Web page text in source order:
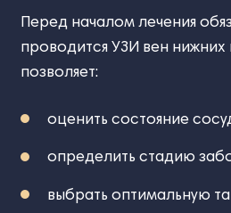
Перед началом лечения
проводится УЗИ вен
позволяет:
оценить состояние
определить стадию
выбрать оптимальную